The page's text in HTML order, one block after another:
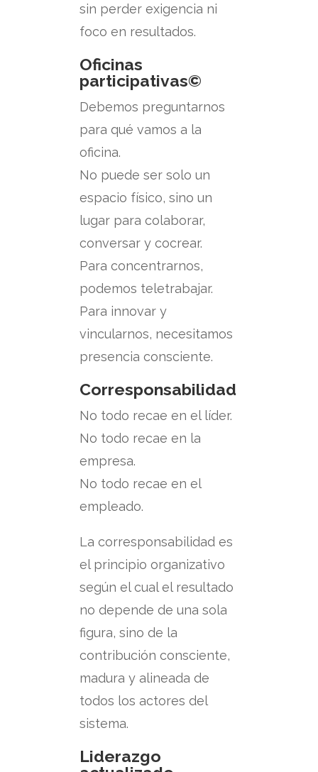
sin perder exigencia ni
foco en resultados.
Oficinas
participativas©
Debemos preguntarnos
para qué vamos a la
oficina.
No puede ser solo un
espacio físico, sino un
lugar para colaborar,
conversar y cocrear.
Para concentrarnos,
podemos teletrabajar.
Para innovar y
vincularnos, necesitamos
presencia consciente.
Corresponsabilidad
No todo recae en el líder.
No todo recae en la
empresa.
No todo recae en el
empleado.
La corresponsabilidad es
el principio organizativo
según el cual el resultado
no depende de una sola
figura, sino de la
contribución consciente,
madura y alineada de
todos los actores del
sistema.
Liderazgo